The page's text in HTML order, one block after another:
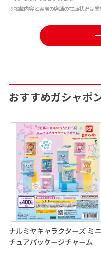
※掲載内容と実際の店舗の在庫状況は異
おすすめガシャポ
ナルミヤキャラクターズ ミニ
チュアパッケージチャーム